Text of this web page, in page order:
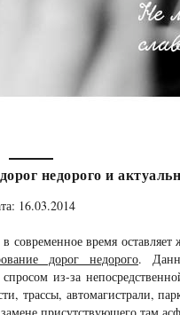
недорого и
16.03.2014
современное время
дорог недорого.
из-за
трассы, автомагистрали,